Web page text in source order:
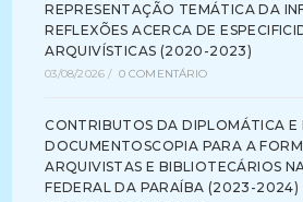
REPRESENTAÇÃO TEMÁTICA DA
REFLEXÕES ACERCA DE
ARQUIVÍSTICAS (2020-2023)
03/08/2026 / 0 COMENTÁRIO
CONTRIBUTOS DA DIPLOMÁTICA E
DOCUMENTOSCOPIA PARA A
ARQUIVISTAS E BIBLIOTECÁRIOS
FEDERAL DA PARAÍBA (2023-2024)